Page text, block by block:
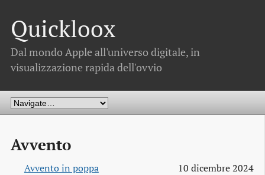
Quickloox
Dal mondo Apple all'universo digitale, in
visualizzazione rapida dell'ovvio
Avvento
Avvento in poppa
10 dicembre 2024